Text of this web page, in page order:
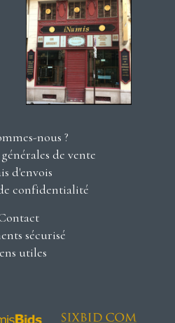
nous ?
de vente
d'envois
confidentialité
sécurisé
utiles